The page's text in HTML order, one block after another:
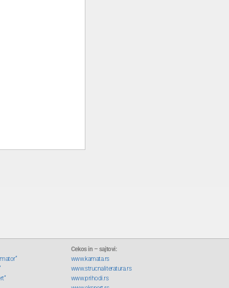
Cekos in – sajtovi:
www.kamata.rs
www.strucnaliteratura.rs
www.prihodi.rs